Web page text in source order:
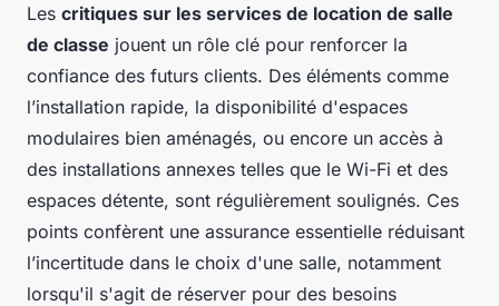
Les critiques sur les services de location de salle
de classe jouent un rôle clé pour renforcer la
confiance des futurs clients. Des éléments comme
l’installation rapide, la disponibilité d'espaces
modulaires bien aménagés, ou encore un accès à
des installations annexes telles que le Wi-Fi et des
espaces détente, sont régulièrement soulignés. Ces
points confèrent une assurance essentielle réduisant
l’incertitude dans le choix d'une salle, notamment
lorsqu'il s'agit de réserver pour des besoins